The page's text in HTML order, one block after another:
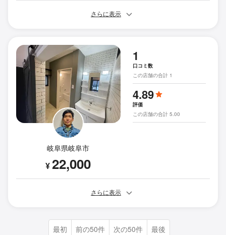
さらに表示
岐阜県岐阜市
¥22,000
1
口コミ数
この店舗の合計 1
4.89
評価
この店舗の合計 5.00
さらに表示
最初 前の50件 次の50件 最後